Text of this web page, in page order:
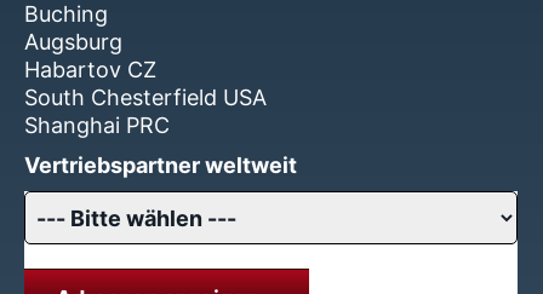
Buching
Augsburg
Habartov CZ
South Chesterfield USA
Shanghai PRC
Vertriebspartner weltweit